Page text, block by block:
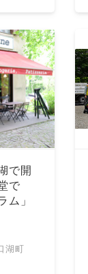
で開
で
ム」
湖町